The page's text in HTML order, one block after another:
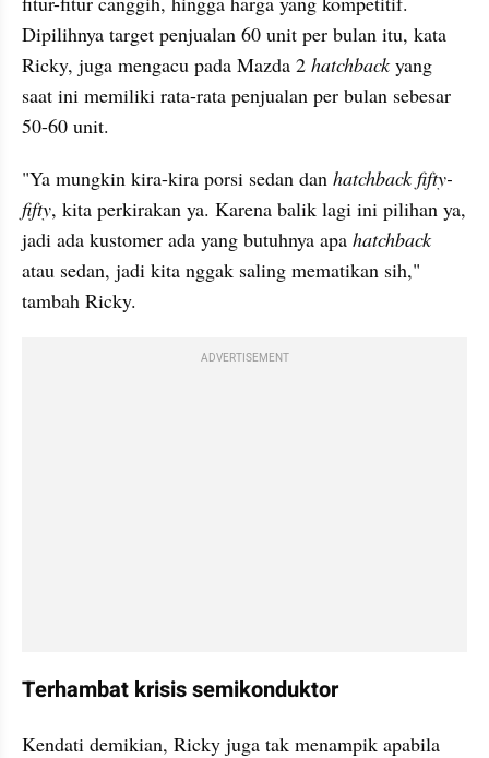
Dipilihnya target penjualan 60 unit per bulan itu, kata
Ricky, juga mengacu pada Mazda 2 hatchback yang
saat ini memiliki rata-rata penjualan per bulan sebesar
50-60 unit.
"Ya mungkin kira-kira porsi sedan dan hatchback fifty-
fifty, kita perkirakan ya. Karena balik lagi ini pilihan ya,
jadi ada kustomer ada yang butuhnya apa
atau sedan, jadi kita nggak saling mematikan sih,"
tambah Ricky.
ADVERTISEMENT
Terhambat krisis semikonduktor
Kendati demikian, Ricky juga tak menampik apabila